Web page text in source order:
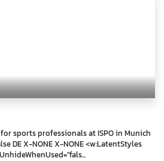
sports professionals at ISPO in Munich
DE X-NONE X-NONE <w:LatentStyles